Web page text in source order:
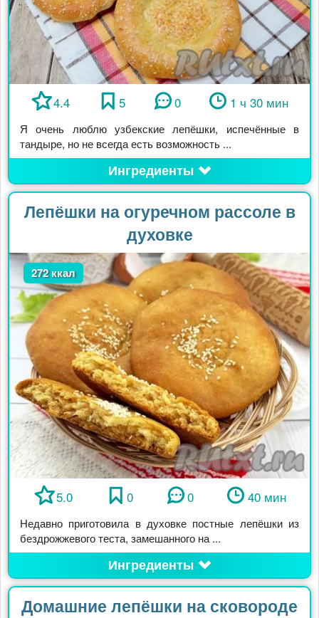
4.4 5 0 1 ч 30 мин
Я очень люблю узбекские лепёшки, испечённые в
тандыре, но не всегда есть возможность ...
Ингредиенты
Лепёшки на огуречном рассоле в
духовке
272 ккал
5.0 0 0 40 мин
Недавно приготовила в духовке постные лепёшки из
бездрожжевого теста, замешанного на ...
Ингредиенты
Домашние лепёшки на сковороде